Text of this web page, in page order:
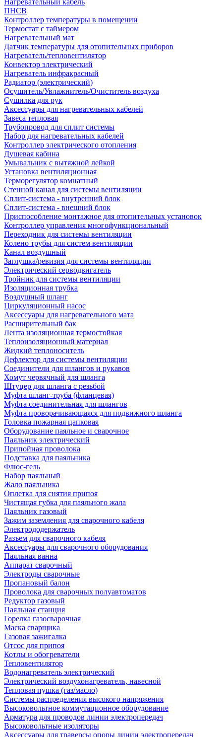
Нагревательный кабель
ПНСВ
Контроллер температуры в помещении
Термостат с таймером
Нагревательный мат
Датчик температуры для отопительных приборов
Нагреватель/тепловентилятор
Конвектор электрический
Нагреватель инфракрасный
Радиатор (электрический)
Осушитель/Увлажнитель/Очиститель воздуха
Сушилка для рук
Аксессуары для нагревательных кабелей
Завеса тепловая
Трубопровод для сплит системы
Набор для нагревательных кабелей
Контроллер электрического отопления
Душевая кабина
Умывальник с вытяжной лейкой
Установка вентиляционная
Терморегулятор комнатный
Стенной канал для системы вентиляции
Сплит-система - внутренний блок
Сплит-система - внешний блок
Приспособление монтажное для отопительных установок
Контроллер управления многофункциональный
Переходник для системы вентиляции
Колено трубы для систем вентиляции
Канал воздушный
Заглушка/ревизия для системы вентиляции
Электрический серводвигатель
Тройник для системы вентиляции
Изоляционная трубка
Воздушный шланг
Циркуляционный насос
Аксессуары для нагревательного мата
Расширительный бак
Лента изоляционная термостойкая
Теплоизоляционный материал
Жидкий теплоноситель
Дефлектор для системы вентиляции
Соединители для шлангов и рукавов
Хомут червячный для шланга
Штуцер для шланга с резьбой
Муфта шланг-труба (фланцевая)
Муфта соединительная для шлангов
Муфта проворачивающаяся для подвижного шланга
Головка пожарная цапковая
Оборудование паяльное и сварочное
Паяльник электрический
Припойная проволока
Подставка для паяльника
Флюс-гель
Набор паяльный
Жало паяльника
Оплетка для снятия припоя
Чистящая губка для паяльного жала
Паяльник газовый
Зажим заземления для сварочного кабеля
Электрододержатель
Разъем для сварочного кабеля
Аксессуары для сварочного оборудования
Паяльная ванна
Аппарат сварочный
Электроды сварочные
Пропановый балон
Проволока для сварочных полуавтоматов
Редуктор газовый
Паяльная станция
Горелка газосварочная
Маска сварщика
Газовая зажигалка
Отсос для припоя
Котлы и обогреватели
Тепловентилятор
Водонагреватель электрический
Электрический воздухонагреватель, навесной
Тепловая пушка (газ/масло)
Системы распределения высокого напряжения
Высоковольтное коммутационное оборудование
Арматура для проводов линии электропередач
Высоковольтные изоляторы
Аксессуары для траверсы опоры линии электропередач